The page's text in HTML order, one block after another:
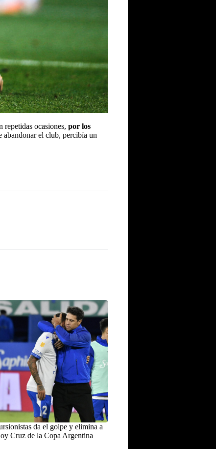
repetidas ocasiones, por los
abandonar el club, percibía un
da el golpe y elimina a
Cruz de la Copa Argentina